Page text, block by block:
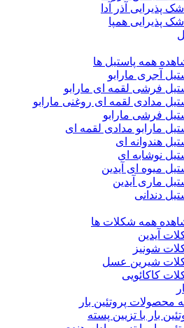
پذیرایی آذر آدا
پذیرایی همپا
همه پاستیل ها
آجری مارابو
فرشی لقمه ای مارابو
مدادی لقمه ای روغنی مارابو
فرشی مارابو
مارابو مدادی لقمه ای
هندوانه ای
نوشابه ای
میوه ای آیدین
ماری آیدین
دندانی
همه شکلات ها
آیدین
شونیز
شیرین عسل
کاکائویی
محصولات پروتئین بار
بار با تزیین پسته